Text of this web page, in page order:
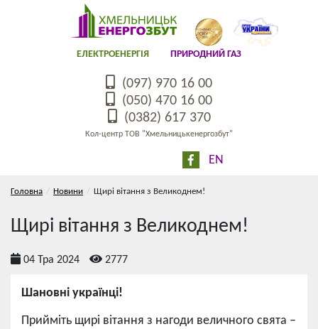
ЕЛЕКТРОЕНЕРГІЯ ПРИРОДНИЙ ГАЗ
(097) 970 16 00
(050) 470 16 00
(0382) 617 370
Кол-центр ТОВ "Хмельницькенергозбут"
EN
Головна Новини Щирі вітання з Великоднем!
Щирі вітання з Великоднем!
04 Тра 2024 2777
Шановні українці!
Прийміть щирі вітання з нагоди величного свята –